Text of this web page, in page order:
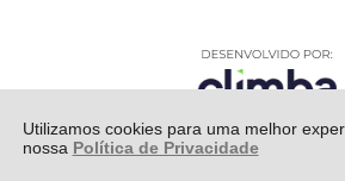
Utilizamos cookies para uma melhor
nossa Política de Privacidade